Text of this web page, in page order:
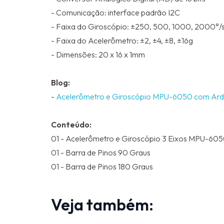
- Comunicação: interface padrão I2C
- Faixa do Giroscópio: ±250, 500, 1000, 2000°/s
- Faixa do Acelerômetro: ±2, ±4, ±8, ±16g
- Dimensões: 20 x 16 x 1mm
Blog:
- Acelerômetro e Giroscópio MPU-6050 com
Conteúdo:
01 - Acelerômetro e Giroscópio 3 Eixos MPU-
01 - Barra de Pinos 90 Graus
01 - Barra de Pinos 180 Graus
Veja também: